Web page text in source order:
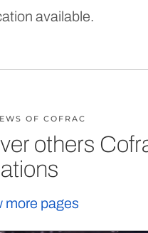
available.
OF COFRAC
others
more pages